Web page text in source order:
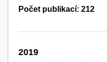
Počet publikací: 212
2019